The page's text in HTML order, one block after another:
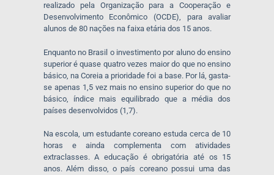
realizado pela Organização para a Cooperação e
Desenvolvimento Econômico (OCDE), para avaliar
alunos de 80 nações na faixa etária dos 15 anos.
Enquanto no Brasil o investimento por aluno do ensino
superior é quase quatro vezes maior do que no ensino
básico, na Coreia a prioridade foi a base. Por lá, gasta-
se apenas 1,5 vez mais no ensino superior do que no
básico, índice mais equilibrado que a média dos
países desenvolvidos (1,7).
Na escola, um estudante coreano estuda cerca de 10
horas e ainda complementa com atividades
extraclasses. A educação é obrigatória até os 15
anos. Além disso, o país coreano possui uma das